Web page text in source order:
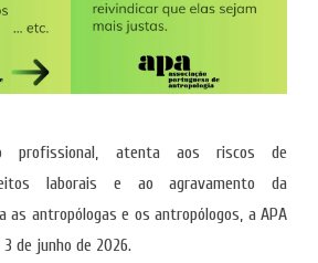
profissional, atenta aos riscos de
laborais e ao agravamento da
as antropólogas e os antropólogos, a APA
de junho de 2026.